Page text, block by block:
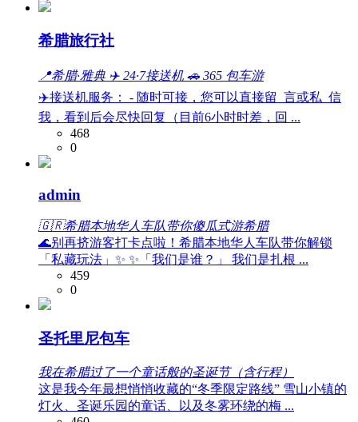
希腊旅行社
📍希腊·雅典 ✈️ 24·7接送机 🚗 365 包车游
✈️接送机服务： - 随时可接，您可以直接留_言或私_信
我，看到后会尽快回复（目前6小时时差，回 ...
468
0
admin
🇬🇷希腊本地华人车队带你傻瓜式游希腊
🌊别再挤游客打卡点啦！希腊本地华人车队带你解锁
「私藏玩法」✨ ✨「我们是谁？」 我们是扎根 ...
459
0
圣托里尼包车
我在希腊过了一个童话般的圣诞节（含行程）
这是我今年最想悄悄收藏的“冬季限定路线” 雪山小镇的
灯火、圣诞乐园的童话、以及冬雾环绕的梅 ...